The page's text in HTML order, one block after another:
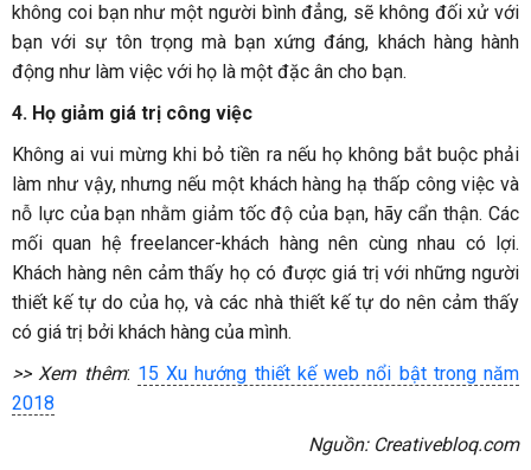
không coi bạn như một người bình đẳng, sẽ không đối xử với
bạn với sự tôn trọng mà bạn xứng đáng, khách hàng hành
động như làm việc với họ là một đặc ân cho bạn.
4. Họ giảm giá trị công việc
Không ai vui mừng khi bỏ tiền ra nếu họ không bắt buộc phải
làm như vậy, nhưng nếu một khách hàng hạ thấp công việc và
nỗ lực của bạn nhằm giảm tốc độ của bạn, hãy cẩn thận. Các
mối quan hệ freelancer-khách hàng nên cùng nhau có lợi.
Khách hàng nên cảm thấy họ có được giá trị với những người
thiết kế tự do của họ, và các nhà thiết kế tự do nên cảm thấy
có giá trị bởi khách hàng của mình.
>> Xem thêm: 15 Xu hướng thiết kế web nổi bật trong năm
2018
Nguồn: Creativebloq.com